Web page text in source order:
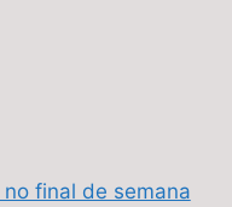
final de semana